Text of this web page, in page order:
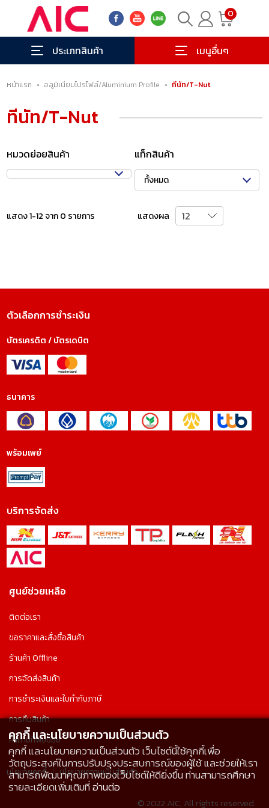
0
ประเภทสินค้า เมนูอื่นๆ
หน้าแรก • อลูมิเนียมโปรไฟล์/Aluminium Profile • ทีนัท/T-Nut
ทีนัท/T-Nut
หมวดย่อยสินค้า แท็กสินค้า
ทั้งหมด
แสดง 1-12 จาก 0 รายการ แสดงผล
ตัวเลือกการชำระเงิน
บัตรเครดิต / บัตรเดบิต
ธนาคาร
พร้อมเพย์
บริการจัดส่ง
ศูนย์ช่วยเหลือ
ติดต่อเรา
ขอราคาและสั่งซื้อสินค้า
ร้านค้า Offline
การจัดส่งสินค้า
การชำระเงินและใบกำกับภาษี
การคืนสินค้า
คำถามที่พบบ่อย
นโยบายคุกกี้ นโยบายความเป็นส่วนตัว
© 2022 AIC, All rights reserved.
คุกกี้ และนโยบายความเป็นส่วนตัว
คุกกี้ และนโยบายความเป็นส่วนตัว เว็บไซต์นี้ใช้คุกกี้เพื่อ
วัตถุประสงค์ในการปรับปรุงประสบการณ์ของผู้ใช้ และช่วยให้เรา
สามารถพัฒนาคุณภาพของเว็บไซต์ให้ดียิ่งขึ้น ท่านสามารถศึกษา
รายละเอียดเพิ่มเติมที่อ่านต่อ